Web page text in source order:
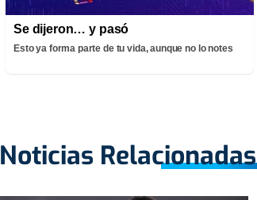
Se dijeron… y pasó
Esto ya forma parte de tu vida, aunque no lo notes
Noticias Relacionadas